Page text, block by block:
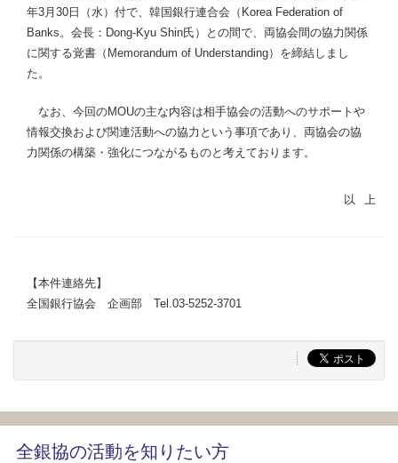
年3月30日（水）付で、韓国銀行連合会（Korea Federation of
Banks。会長：Dong-Kyu Shin氏）との間で、両協会間の協力関係
に関する覚書（Memorandum of Understanding）を締結しまし
た。
なお、今回のMOUの主な内容は相手協会の活動へのサポートや
情報交換および関連活動への協力という事項であり、両協会の協
力関係の構築・強化につながるものと考えております。
【本件連絡先】
全国銀行協会 企画部 Tel.03-5252-3701
全銀協の活動を知りたい方